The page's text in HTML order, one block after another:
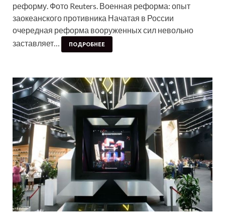
реформу. Фото Reuters. Военная реформа: опыт
заокеанского противника Начатая в России
очередная реформа вооруженных сил невольно
заставляет…
ПОДРОБНЕЕ